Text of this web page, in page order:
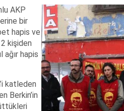
AKP
bir
hapis ve
kişiden
ağır hapis
katleden
Berkin’in